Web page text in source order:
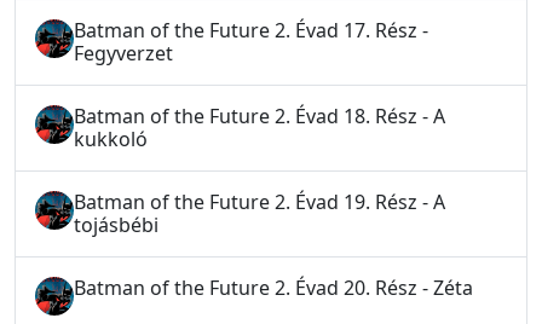
Batman of the Future 2. Évad 17. Rész -
Fegyverzet
Batman of the Future 2. Évad 18. Rész - A
kukkoló
Batman of the Future 2. Évad 19. Rész - A
tojásbébi
Batman of the Future 2. Évad 20. Rész - Zéta